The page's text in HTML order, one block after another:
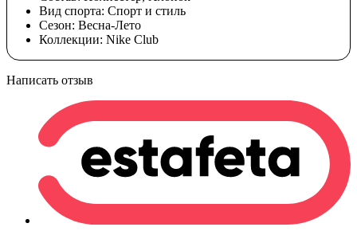
Вид спорта: Спорт и стиль
Сезон: Весна-Лето
Коллекции: Nike Club
Написать отзыв